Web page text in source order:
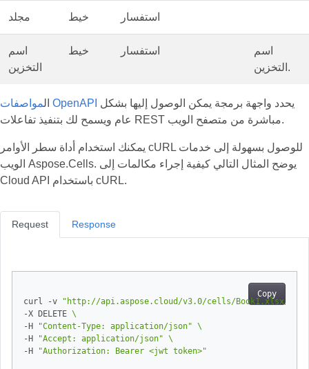
مجلد خيط استفسار
اسم
التخزين
خيط استفسار
اسم
التخزين.
ال مواصفات OpenAPI
عام ويسمح لك بتنفيذ تفاعلات REST مباشرة من متصفح الويب.
يمكنك استخدام أداة سطر الأوامر cURL للوصول بسهولة إلى خدمات
الويب Aspose.Cells. يوضح المثال التالي كيفية إجراء مكالمات إلى
Cloud API باستخدام cURL.
Request
Copy
curl -v
"http://api.aspose.cloud/v3.0/cells/Book1.xlsx/
-X DELETE
-H
"Content-Type: application/json"
-H
"Accept: application/json"
-H
"Authorization: Bearer <jwt token>"
Response